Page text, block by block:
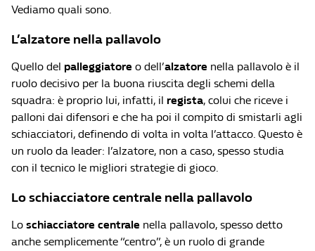
Vediamo quali sono.
L’alzatore nella pallavolo
Quello del palleggiatore o dell’alzatore nella pallavolo è il
ruolo decisivo per la buona riuscita degli schemi della
squadra: è proprio lui, infatti, il regista, colui che riceve i
palloni dai difensori e che ha poi il compito di smistarli agli
schiacciatori, definendo di volta in volta l’attacco. Questo è
un ruolo da leader: l’alzatore, non a caso, spesso studia
con il tecnico le migliori strategie di gioco.
Lo schiacciatore centrale nella pallavolo
Lo schiacciatore centrale nella pallavolo, spesso detto
anche semplicemente “centro”, è un ruolo di grande